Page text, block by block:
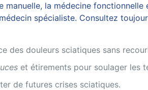
manuelle, la médecine
spécialiste. Consultez
des douleurs sciatiques sans
et étirements pour soulager les
de futures crises sciatiques.